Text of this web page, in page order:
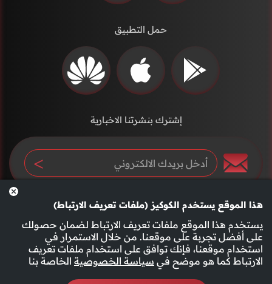
هذا الموقع يستخدم الكوكيز (ملفات تعريف الارتباط)
يستخدم هذا الموقع ملفات تعريف الارتباط لضمان حصولك
على أفضل تجربة على موقعنا. من خلال الاستمرار في
استخدام موقعنا، فإنك توافق على استخدام ملفات تعريف
الارتباط كما هو موضح في سياسة الخصوصية الخاصة بنا
حمل التطبيق
إشترك بنشرتنا الاخبارية
سياسة الخصوصية الأحكام والشروط